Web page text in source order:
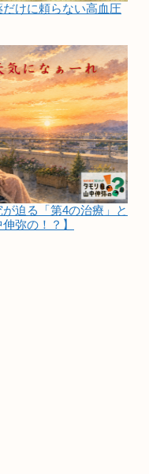
けに頼らない高血圧
迫る「第4の治療」と
弥の！？】